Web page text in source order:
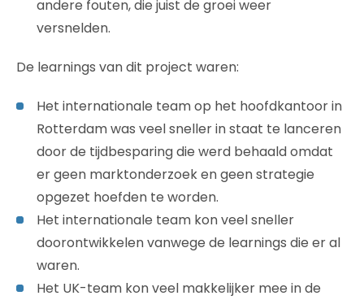
andere fouten, die juist de groei weer
versnelden.
De learnings van dit project waren:
Het internationale team op het hoofdkantoor in
Rotterdam was veel sneller in staat te lanceren
door de tijdbesparing die werd behaald omdat
er geen marktonderzoek en geen strategie
opgezet hoefden te worden.
Het internationale team kon veel sneller
doorontwikkelen vanwege de learnings die er al
waren.
Het UK-team kon veel makkelijker mee in de